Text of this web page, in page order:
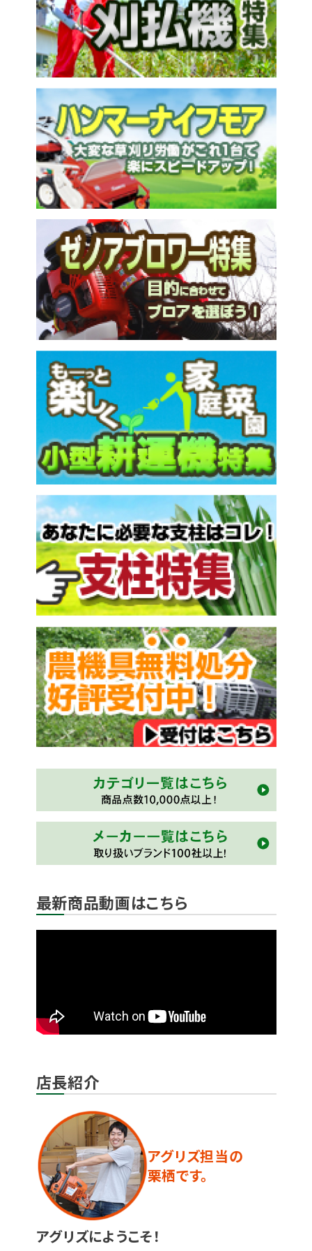
最新商品動画はこちら
店長紹介
アグリズ担当の
栗栖です。
アグリズにようこそ！